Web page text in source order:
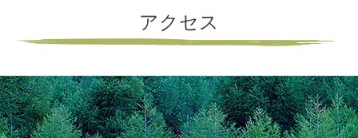
アクセス